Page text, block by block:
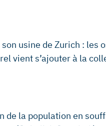
usine de Zurich : les
vient s’ajouter à la
de la population en